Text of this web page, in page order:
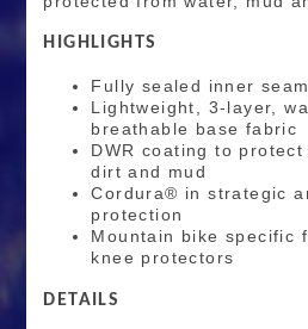
HIGHLIGHTS
Fully sealed inner
Lightweight, 3-layer,
breathable base fabric
DWR coating to
dirt and mud
Cordura® in strategic
protection
Mountain bike specific
knee protectors
DETAILS